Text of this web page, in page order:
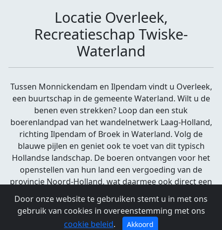
Locatie Overleek,
Recreatieschap Twiske-
Waterland
Tussen Monnickendam en Ilpendam vindt u Overleek,
een buurtschap in de gemeente Waterland. Wilt u de
benen even strekken? Loop dan een stuk
boerenlandpad van het wandelnetwerk Laag-Holland,
richting Ilpendam of Broek in Waterland. Volg de
blauwe pijlen en geniet ook te voet van dit typisch
Hollandse landschap. De boeren ontvangen voor het
openstellen van hun land een vergoeding van de
provincie Noord-Holland, wat daarmee ook direct een
tegemoetkoming is voor het platlopen van het gras.
Locatie Overleek, Recreatieschap Twiske-Waterland
Waterland
Door onze website te gebruiken stemt u in met ons
gebruik van cookies in overeenstemming met ons
cookie beleid. Akkoord